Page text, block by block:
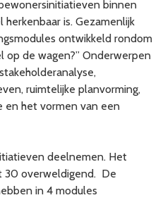
binnen
is. Gezamenlijk
ontwikkeld rondom
op de wagen?” Onderwerpen
ruimtelijke planvorming,
en het vormen van een
deelnemen. Het
30 overweldigend. De
in 4 modules